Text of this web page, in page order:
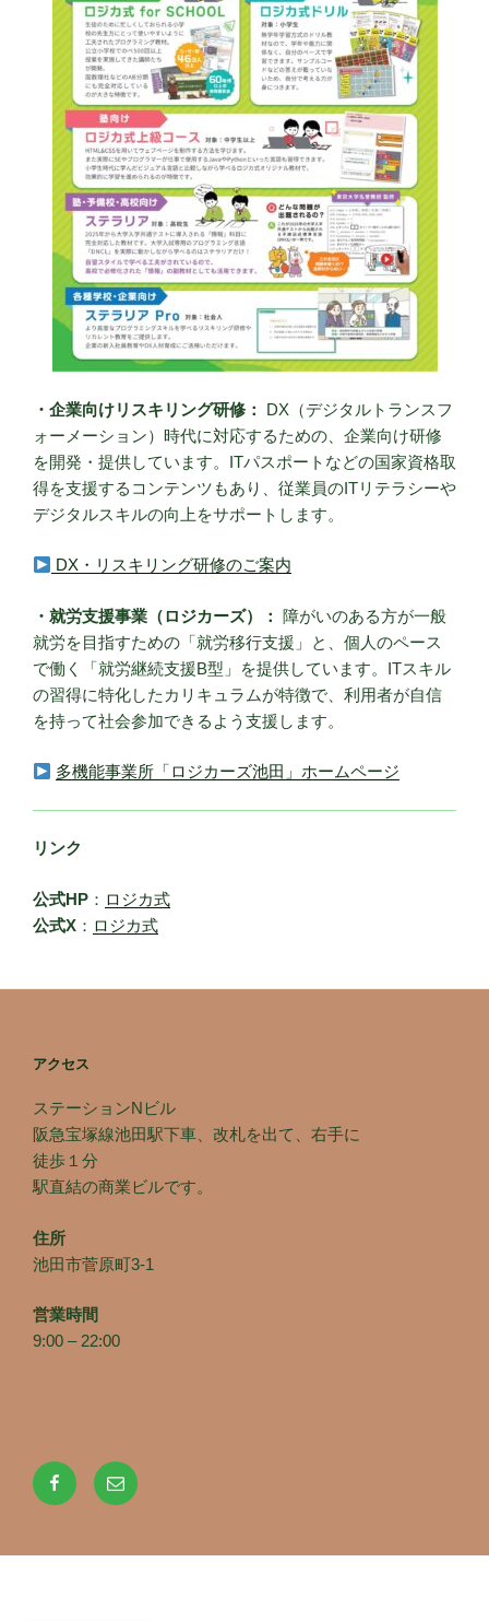
・企業向けリスキリング研修：
DX（デジタルトランスフ
ォーメーション）時代に対応するための、企業向け研修
を開発・提供しています。ITパスポートなどの国家資格取
得を支援するコンテンツもあり、従業員のITリテラシーや
デジタルスキルの向上をサポートします。
DX・リスキリング研修のご案内
・就労支援事業（ロジカーズ）： 障がいのある方が一般
就労を目指すための「就労移行支援」と、個人のペース
で働く「就労継続支援B型」を提供しています。ITスキル
の習得に特化したカリキュラムが特徴で、利用者が自信
を持って社会参加できるよう支援します。
多機能事業所「ロジカーズ池田」ホームページ
リンク
公式HP ： ロジカ式
公式X ： ロジカ式
アクセス
ステーションNビル
阪急宝塚線池田駅下車、改札を出て、右手に
徒歩１分
駅直結の商業ビルです。
住所
池田市菅原町3-1
営業時間
9:00 – 22:00
Facebook
メ
ー